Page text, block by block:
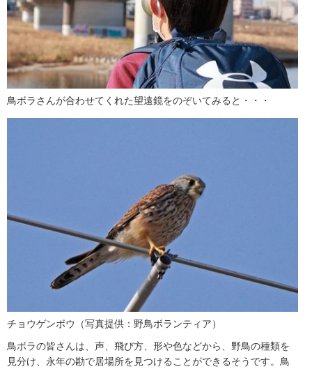
鳥ボラさんが合わせてくれた望遠鏡をのぞいてみると・・・
チョウゲンボウ（写真提供：野鳥ボランティア）
鳥ボラの皆さんは、声、飛び方、形や色などから、野鳥の種類を
見分け、永年の勘で居場所を見つけることができるそうです。鳥